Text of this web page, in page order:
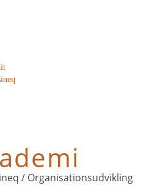
/ Organisationsudvikling